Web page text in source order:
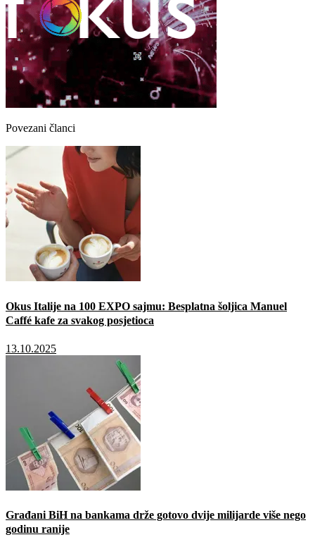
Povezani članci
Okus Italije na 100 EXPO sajmu: Besplatna šoljica Manuel
Caffé kafe za svakog posjetioca
13.10.2025
Građani BiH na bankama drže gotovo dvije milijarde više nego
godinu ranije